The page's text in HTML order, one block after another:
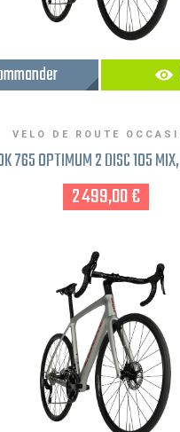
VELO DE ROUTE
765 OPTIMUM 2 DISC 105
2 499,00 €